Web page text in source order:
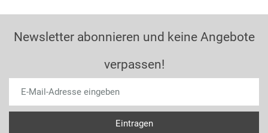
Newsletter abonnieren und keine Angebote
verpassen!